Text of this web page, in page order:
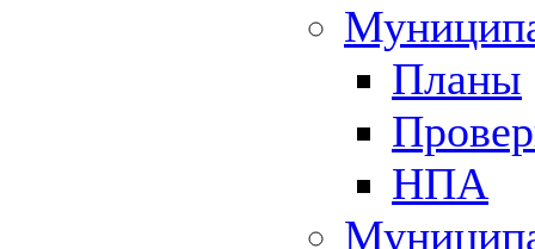
Планы
НПА